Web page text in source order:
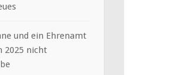
und ein Ehrenamt
2025 nicht